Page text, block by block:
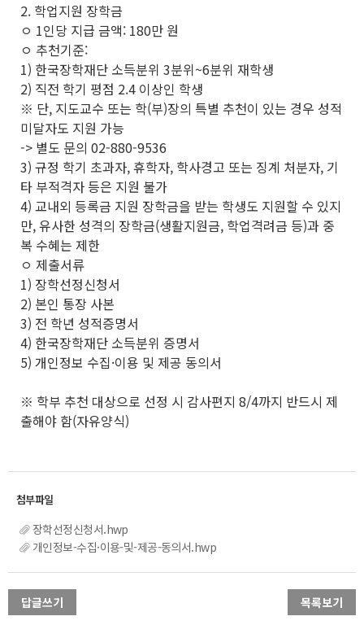
2. 학업지원 장학금
ㅇ 1인당 지급 금액: 180만 원
ㅇ 추천기준:
1) 한국장학재단 소득분위 3분위~6분위 재학생
2) 직전 학기 평점 2.4 이상인 학생
※ 단, 지도교수 또는 학(부)장의 특별 추천이 있는 경우 성적
미달자도 지원 가능
-> 별도 문의 02-880-9536
3) 규정 학기 초과자, 휴학자, 학사경고 또는 징계 처분자, 기
타 부적격자 등은 지원 불가
4) 교내외 등록금 지원 장학금을 받는 학생도 지원할 수 있지
만, 유사한 성격의 장학금(생활지원금, 학업격려금 등)과 중
복 수혜는 제한
ㅇ 제출서류
1) 장학선정신청서
2) 본인 통장 사본
3) 전 학년 성적증명서
4) 한국장학재단 소득분위 증명서
5) 개인정보 수집·이용 및 제공 동의서
※ 학부 추천 대상으로 선정 시 감사편지 8/4까지 반드시 제
출해야 함(자유양식)
장학선정신청서.hwp
개인정보-수집·이용-및-제공-동의서.hwp
답글쓰기 목록보기